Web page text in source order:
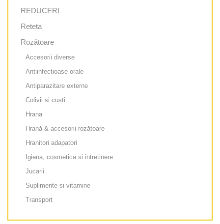
REDUCERI
Reteta
Rozătoare
Accesorii diverse
Antiinfectioase orale
Antiparazitare externe
Colivii si custi
Hrana
Hrană & accesorii rozătoare
Hranitori adapatori
Igiena, cosmetica si intretinere
Jucarii
Suplimente si vitamine
Transport